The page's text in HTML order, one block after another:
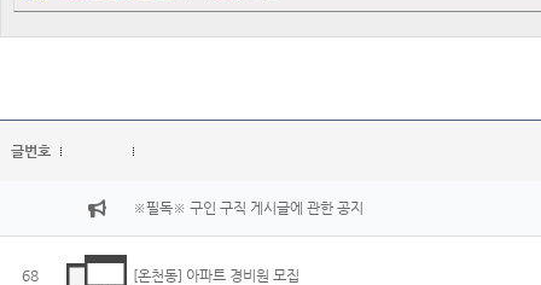
글번호
※필독※ 구인 구직 게시글에 관한 공지
68 [온천동] 아파트 경비원 모집